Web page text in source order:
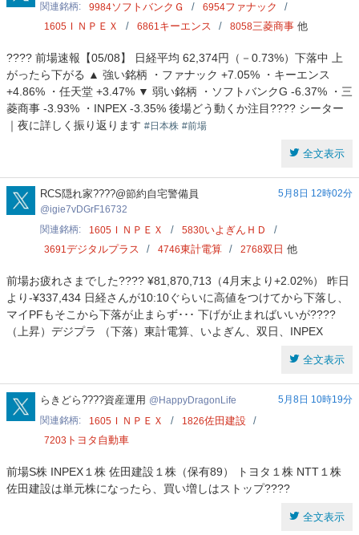
関連銘柄
9984ソフトバンクＧ 6954ファナック
1605 ＩＮＰＥＸ 6861キーエンス 8058三菱商事 他
???? 前場速報【05/08】 日経平均 62,374円（－0.73%）下落中 上
がったら下がる ▲ 強い銘柄 ・ファナック +7.05% ・キーエンス
+4.86% ・任天堂 +3.47% ▼ 弱い銘柄 ・ソフトバンクG -6.37% ・三
菱商事 -3.93% ・INPEX -3.35% 後場どう動くか注目???? シーター
｜夜に詳しく振り返ります #日本株 #前場
全文表示
igie7vDGrF16732
RCS隠れ家????@節約自宅警備員
igie7vDGrF16732
5月8日 12時02分
関連銘柄 1605 ＩＮＰＥＸ 5830いよぎんＨＤ
3691デジタルプラス 4746東計電算 2768双日 他
前場お疲れさまでした???? ¥81,870,713（4月末より+2.02%） 昨日
より-¥337,434 日経さんが10:10ぐらいに高値をつけてから下落し、
マイPFもそこから下落が止まらず･･･ 下げが止まればいいが????
（上昇）デジプラ （下落）東計電算、いよぎん、双日、INPEX
全文表示
HappyDragonLife
らきどら????資産運用 HappyDragonLife
5月8日 10時19分
関連銘柄
1605 ＩＮＰＥＸ 1826佐田建設
7203 トヨタ自動車
前場S株 INPEX１株 佐田建設１株（保有89） トヨタ１株 NTT１株
佐田建設は単元株になったら、買い増しはストップ????
全文表示